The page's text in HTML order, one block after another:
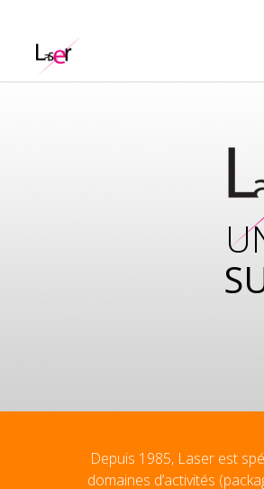
Depuis 1985, Laser est
domaines d’activités